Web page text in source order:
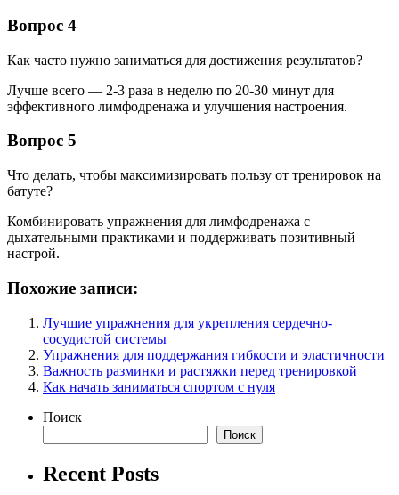
Вопрос 4
Как часто нужно заниматься для достижения результатов?
Лучше всего — 2-3 раза в неделю по 20-30 минут для
эффективного лимфодренажа и улучшения настроения.
Вопрос 5
Что делать, чтобы максимизировать пользу от тренировок на
батуте?
Комбинировать упражнения для лимфодренажа с
дыхательными практиками и поддерживать позитивный
настрой.
Похожие записи:
Лучшие упражнения для укрепления сердечно-
сосудистой системы
Упражнения для поддержания гибкости и эластичности
Важность разминки и растяжки перед тренировкой
Как начать заниматься спортом с нуля
Поиск
Поиск
Recent Posts